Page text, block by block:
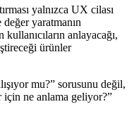
yalnızca UX cilası
yaratmanın
anlayacağı,
ürünler
mu?” sorusunu değil,
için ne anlama geliyor?”